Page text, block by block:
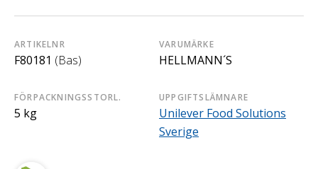
ARTIKELNR
F80181 (Bas)
VARUMÄRKE
HELLMANN´S
FÖRPACKNINGSSTORL.
5 kg
UPPGIFTSLÄMNARE
Unilever Food Solutions
Sverige